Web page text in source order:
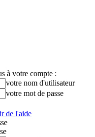
à votre compte :
votre nom d'utilisateur
votre mot de passe
de l'aide